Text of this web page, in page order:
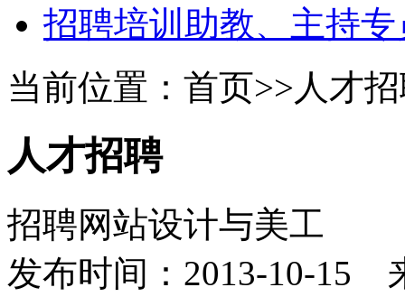
招聘培训助教、主持专
当前位置：首页>>人才
人才招聘
招聘网站设计与美工
发布时间：2013-10-15